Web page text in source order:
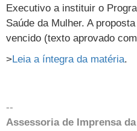
Executivo a instituir o
Saúde da Mulher. A
vencido (texto aprovado
> Leia a íntegra da matéria.
--
Assessoria de Imprensa da